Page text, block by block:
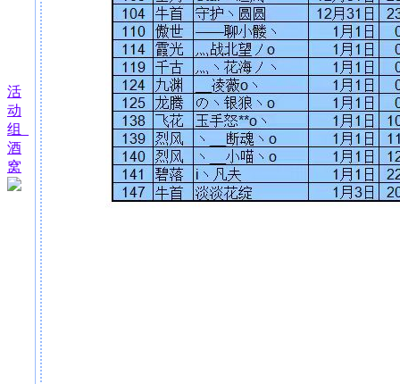
活
动
组_
酒
窝